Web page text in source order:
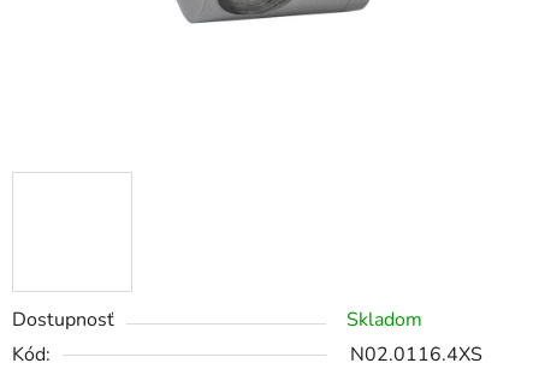
Dostupnosť
Skladom
Kód:
N02.0116.4XS